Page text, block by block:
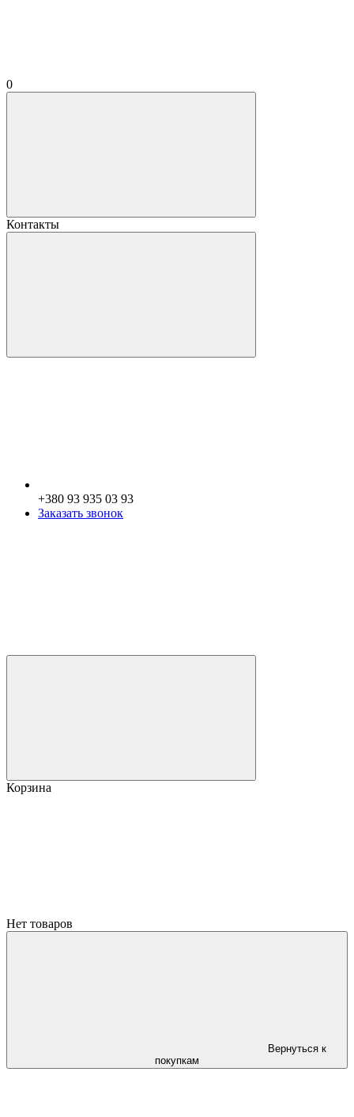
0
Контакты
+380 93 935 03 93
Заказать звонок
Корзина
Нет товаров
Вернуться к
покупкам